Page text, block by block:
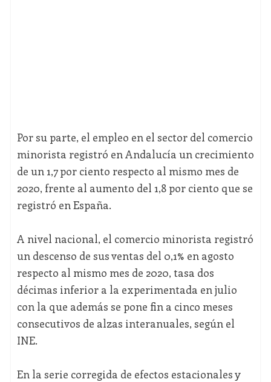
Por su parte, el empleo en el sector del comercio
minorista registró en Andalucía un crecimiento
de un 1,7 por ciento respecto al mismo mes de
2020, frente al aumento del 1,8 por ciento que se
registró en España.
A nivel nacional, el comercio minorista registró
un descenso de sus ventas del 0,1% en agosto
respecto al mismo mes de 2020, tasa dos
décimas inferior a la experimentada en julio
con la que además se pone fin a cinco meses
consecutivos de alzas interanuales, según el
INE.
En la serie corregida de efectos estacionales y